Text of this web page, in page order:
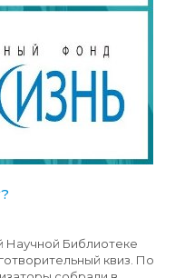
Научной Библиотеке
квиз. По